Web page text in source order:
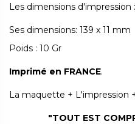
Les dimensions d'impression
Ses dimensions: 139 x 11 mm
Poids : 10 Gr
Imprimé en FRANCE.
La maquette +
"TOUT EST